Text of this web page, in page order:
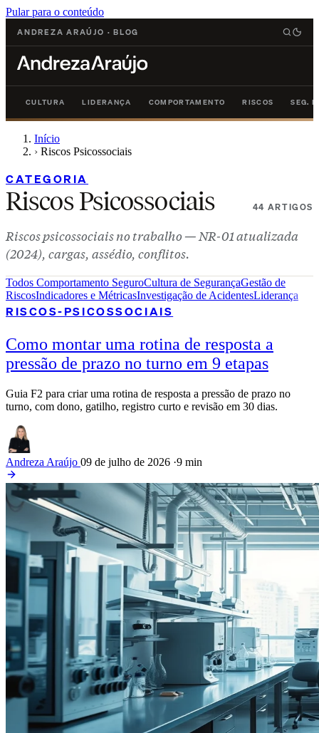
Pular para o conteúdo
ANDREZA ARAÚJO · BLOG
CULTURA LIDERANÇA COMPORTAMENTO RISCOS SEG.
Início
› Riscos Psicossociais
CATEGORIA
Riscos Psicossociais 44 ARTIGOS
Riscos psicossociais no trabalho — NR-01 atualizada
(2024), cargas, assédio, conflitos.
Todos Comportamento SeguroCultura de SegurançaGestão de
RiscosIndicadores e MétricasInvestigação de AcidentesLiderança
RISCOS-PSICOSSOCIAIS
Como montar uma rotina de resposta a
pressão de prazo no turno em 9 etapas
Guia F2 para criar uma rotina de resposta a pressão de prazo no
turno, com dono, gatilho, registro curto e revisão em 30 dias.
Andreza Araújo 09 de julho de 2026 ·9 min